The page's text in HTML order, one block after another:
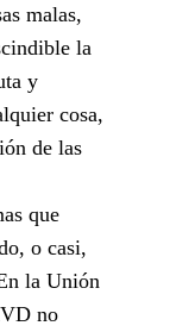
malas,
la
y
cosa,
de las
que
o casi,
la Unión
no